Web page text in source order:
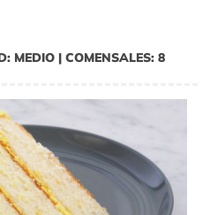
MEDIO | COMENSALES: 8